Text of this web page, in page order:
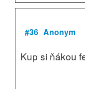
#36 Anonym
Kup si ňákou